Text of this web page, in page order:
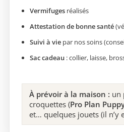
Vermifuges réalisés
Attestation de bonne santé
Suivi à vie par nos soins
Sac cadeau : collier, laisse,
À prévoir à la maison : un
croquettes (Pro Plan
et… quelques jouets (il n’y